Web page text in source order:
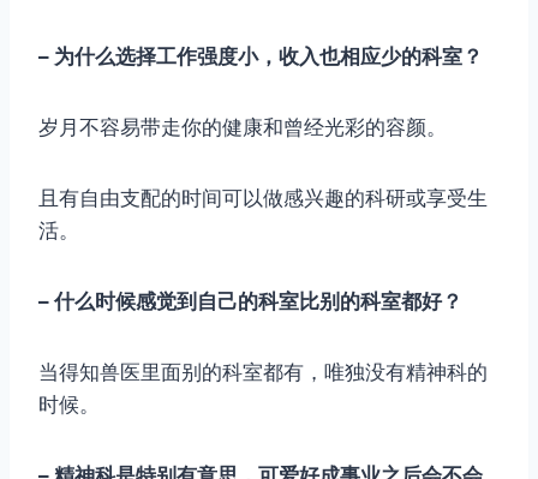
– 为什么选择工作强度小，收入也相应少的科室？
岁月不容易带走你的健康和曾经光彩的容颜。
且有自由支配的时间可以做感兴趣的科研或享受生
活。
– 什么时候感觉到自己的科室比别的科室都好？
当得知兽医里面别的科室都有，唯独没有精神科的
时候。